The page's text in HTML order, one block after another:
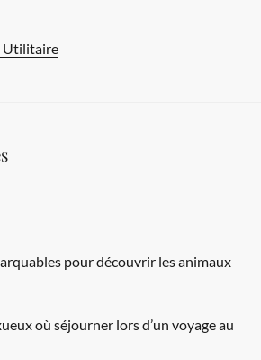
Utilitaire
pour découvrir les animaux
où séjourner lors d’un voyage au